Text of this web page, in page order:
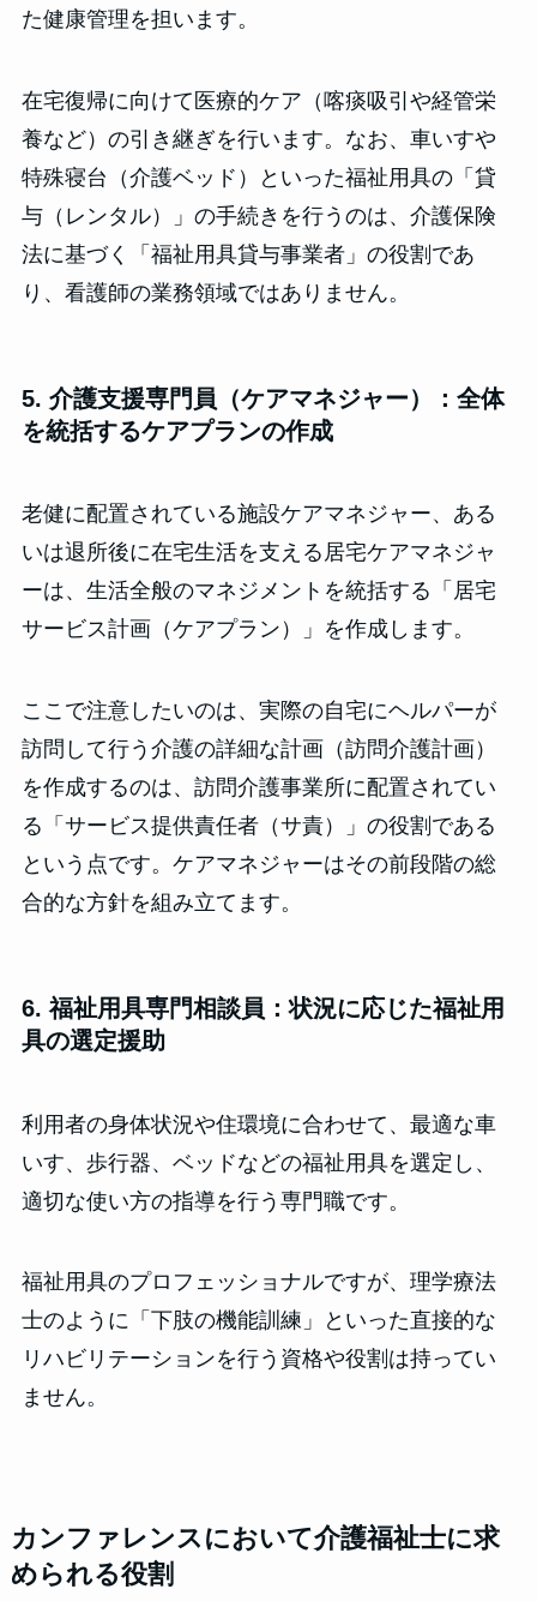
た健康管理を担います。
在宅復帰に向けて医療的ケア（喀痰吸引や経管栄
養など）の引き継ぎを行います。なお、車いすや
特殊寝台（介護ベッド）といった福祉用具の「貸
与（レンタル）」の手続きを行うのは、介護保険
法に基づく「福祉用具貸与事業者」の役割であ
り、看護師の業務領域ではありません。
5. 介護支援専門員（ケアマネジャー）：全体
を統括するケアプランの作成
老健に配置されている施設ケアマネジャー、ある
いは退所後に在宅生活を支える居宅ケアマネジャ
ーは、生活全般のマネジメントを統括する「居宅
サービス計画（ケアプラン）」を作成します。
ここで注意したいのは、実際の自宅にヘルパーが
訪問して行う介護の詳細な計画（訪問介護計画）
を作成するのは、訪問介護事業所に配置されてい
る「サービス提供責任者（サ責）」の役割である
という点です。ケアマネジャーはその前段階の総
合的な方針を組み立てます。
6. 福祉用具専門相談員：状況に応じた福祉用
具の選定援助
利用者の身体状況や住環境に合わせて、最適な車
いす、歩行器、ベッドなどの福祉用具を選定し、
適切な使い方の指導を行う専門職です。
福祉用具のプロフェッショナルですが、理学療法
士のように「下肢の機能訓練」といった直接的な
リハビリテーションを行う資格や役割は持ってい
ません。
カンファレンスにおいて介護福祉士に求
められる役割